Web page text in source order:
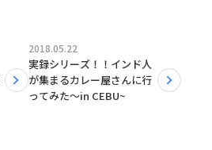
2018.05.22
実録シリーズ！！インド人
が集まるカレー屋さんに行
ってみた〜in CEBU~